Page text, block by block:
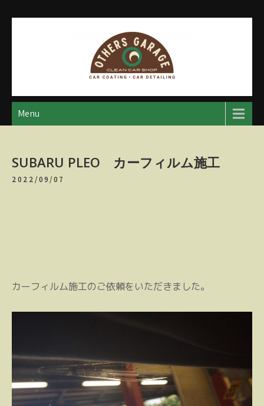
アザースガレージ
【神奈川・厚木・愛川】カーメンテナンス
Menu
SUBARU PLEO カーフィルム施工
2022/09/07
カーフィルム施工のご依頼をいただきました。